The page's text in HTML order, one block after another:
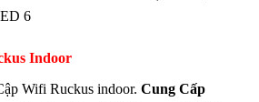
6
Indoor
Wifi Ruckus indoor. Cung Cấp